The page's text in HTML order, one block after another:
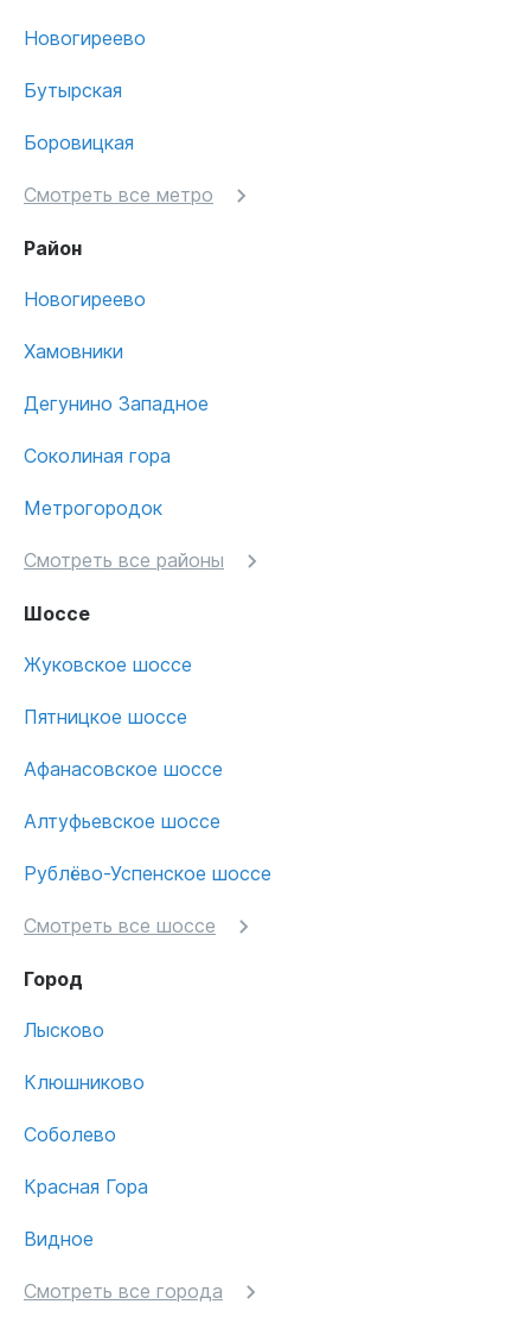
Новогиреево
Бутырская
Боровицкая
Смотреть все метро
Район
Новогиреево
Хамовники
Дегунино Западное
Соколиная гора
Метрогородок
Смотреть все районы
Шоссе
Жуковское шоссе
Пятницкое шоссе
Афанасовское шоссе
Алтуфьевское шоссе
Рублёво-Успенское шоссе
Смотреть все шоссе
Город
Лысково
Клюшниково
Соболево
Красная Гора
Видное
Смотреть все города